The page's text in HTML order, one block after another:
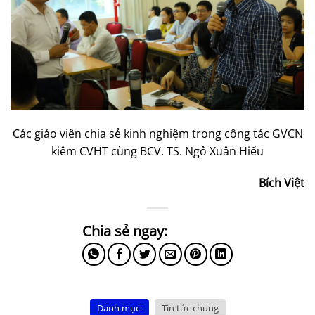
Các giáo viên chia sẻ kinh nghiệm trong công tác GVCN
kiêm CVHT cùng BCV. TS. Ngô Xuân Hiếu
Bích Việt
Danh mục: Tin tức chung